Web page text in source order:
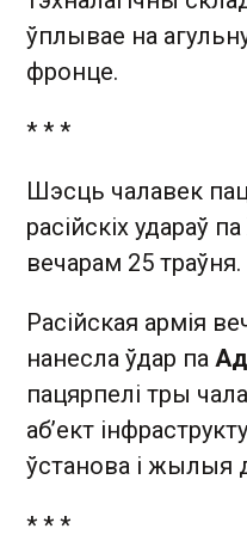
ўплывае на
фронце.
* * *
Шэсць чалавек
расійскіх удараў па
вечарам 25 траўня.
Расійская армія
нанесла ўдар па
пацярпелі тры
аб’ект
ўстанова і жылыя
* * *